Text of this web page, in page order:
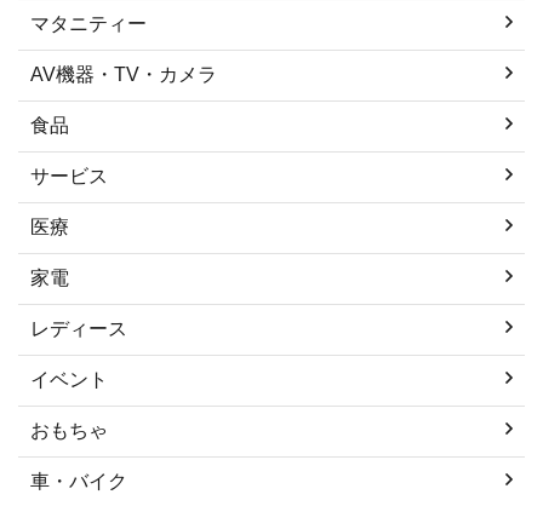
マタニティー
AV機器・TV・カメラ
食品
サービス
医療
家電
レディース
イベント
おもちゃ
車・バイク